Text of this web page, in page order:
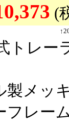
(
トレー
製メッ
フレー